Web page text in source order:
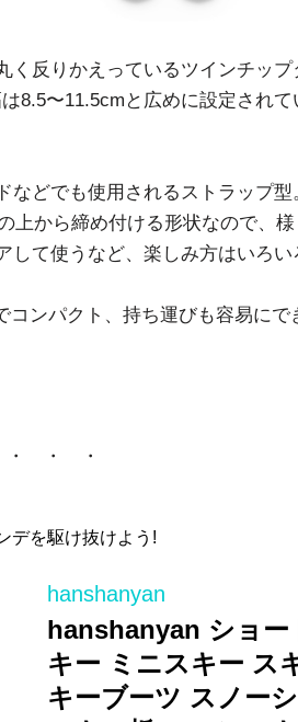
く反りかえっているツインチップ
8.5〜11.5cmと広めに設定され
などでも使用されるストラップ型
上から締め付ける形状なので、
て使うなど、楽しみ方はいろい
ンパクト、持ち運びも容易にで
・ ・ ・
デを駆け抜けよう!
hanshanyan
hanshanyan ショー
キー ミニスキー ス
キーブーツ スノー